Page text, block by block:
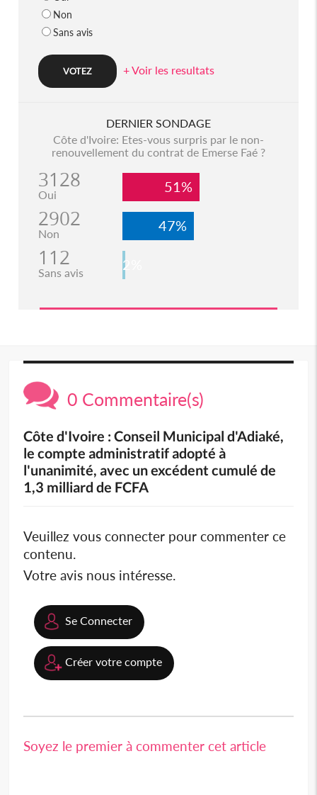
Non
Sans avis
+ Voir les resultats
DERNIER SONDAGE
Côte d'Ivoire: Etes-vous surpris par le non-
renouvellement du contrat de Emerse Faé ?
3128
Oui 51%
2902
Non 47%
112
Sans avis 2%
0 Commentaire(s)
Côte d'Ivoire : Conseil Municipal d'Adiaké,
le compte administratif adopté à
l'unanimité, avec un excédent cumulé de
1,3 milliard de FCFA
Veuillez vous connecter pour commenter ce
contenu.
Votre avis nous intéresse.
Se Connecter
Créer votre compte
Soyez le premier à commenter cet article